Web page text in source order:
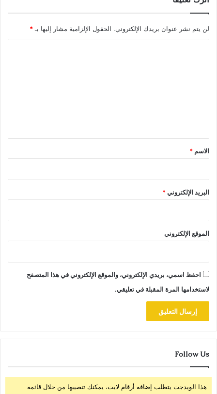
لن يتم نشر عنوان بريدك الإلكتروني. الحقول الإلزامية مشار إليها بـ*
*
الاسم *
البريد الإلكتروني*
الموقع الإلكتروني
احفظ اسمي، بريدي الإلكتروني، والموقع الإلكتروني في هذا المتصفح
لاستخدامها المرة المقبلة في تعليقي.
Follow Us
هذا الويدجت يتطلب إضافة أرقام لايت، يمكنك تنصيبها من خلال قائمة